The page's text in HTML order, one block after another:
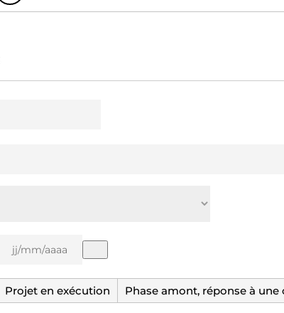
Projet en exécution Phase amont, réponse à